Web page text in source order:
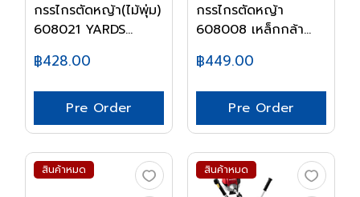
กรรไกรตัดหญ้า(ไม้พุ่ม)
608021 YARDS...
฿428.00
Pre Order
กรรไกรตัดหญ้า
608008 เหล็กกล้า
฿449.00
Pre Order
สินค้าหมด สินค้าหมด